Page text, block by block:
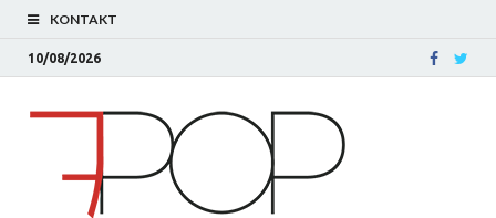
KONTAKT
10/08/2026